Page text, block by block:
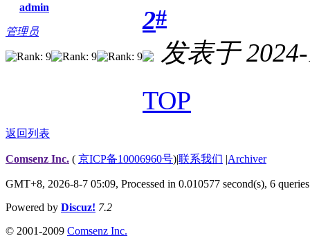
admin
管理员 2#
发表于
TOP
返回列表
Comsenz Inc. ( 京ICP备10006960号)|联系我们 |Archiver
GMT+8, 2026-8-7 05:09, Processed in 0.010577 second(s), 6 queries
Powered by Discuz! 7.2
© 2001-2009 Comsenz Inc.